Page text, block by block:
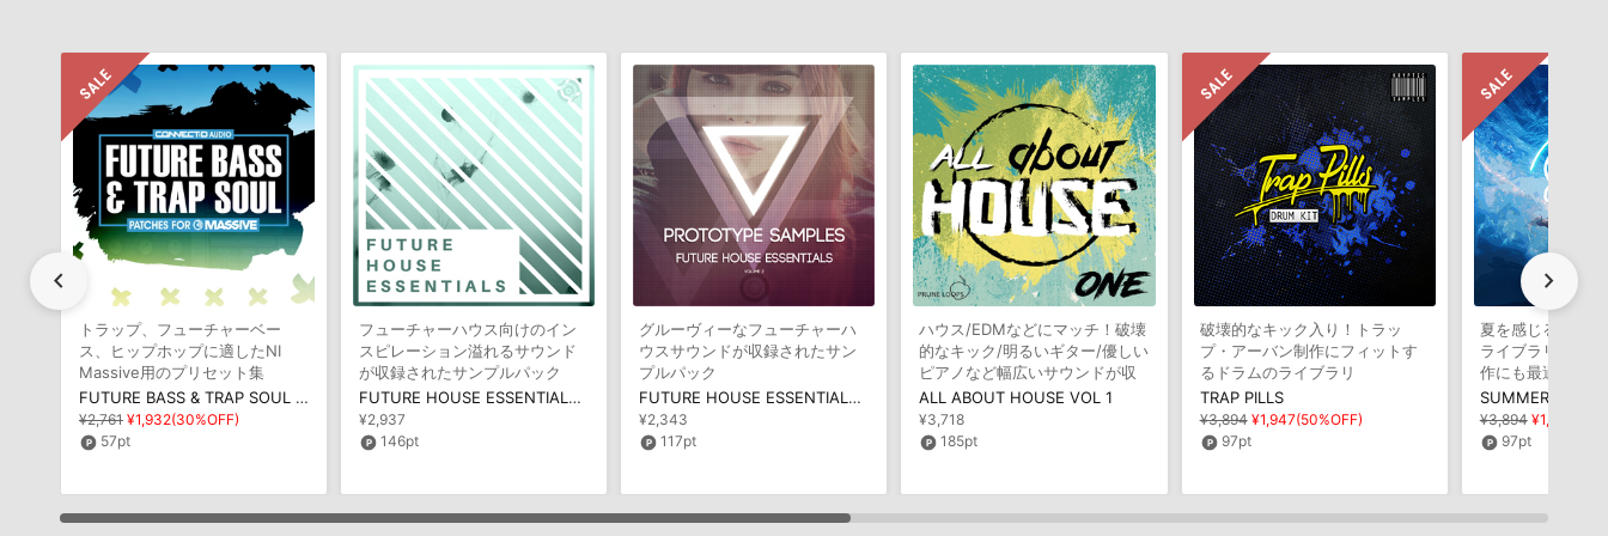
トラップ、フューチャーベー
ス、ヒップホップに適したNI
Massive用のプリセット集
FUTURE BASS & TRAP SOUL PATCHES
¥2,761 ¥1,932(30%OFF)
57pt
フューチャーハウス向けのイン
スピレーション溢れるサウンド
が収録されたサンプルパック
FUTURE HOUSE ESSENTIALS VOL 3
¥2,937
146pt
グルーヴィーなフューチャーハ
ウスサウンドが収録されたサン
プルパック
FUTURE HOUSE ESSENTIALS VOL 2
¥2,343
117pt
ハウス/EDMなどにマッチ！破壊
的なキック/明るいギター/優しい
ピアノなど幅広いサウンドが収
録
ALL ABOUT HOUSE VOL 1
¥3,718
185pt
破壊的なキック入り！トラッ
プ・アーバン制作にフィットす
るドラムのライブラリ
TRAP PILLS
¥3,894 ¥1,947(50%OFF)
97pt
夏を感じるトロ
ライブラリ！レ
作にも最適
SUMMER WAVE
¥3,894
97pt
chevron_left chevron_right